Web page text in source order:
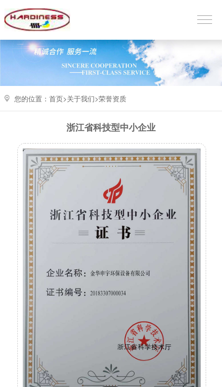
您的位置： 首页>关于我们>荣誉资质
浙江省科技型中小企业